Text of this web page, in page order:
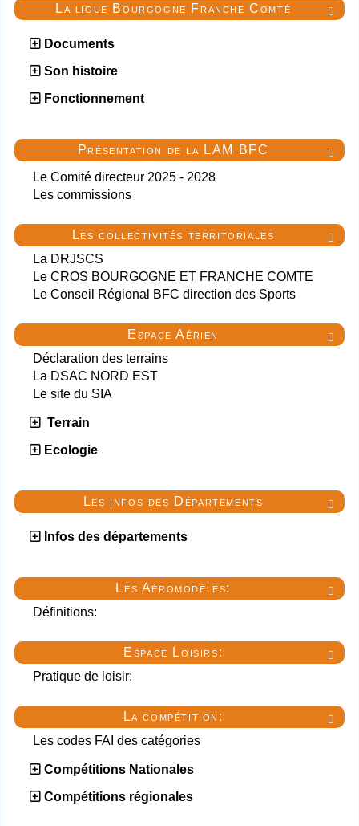

La ligue Bourgogne Franche Comté
Documents
Son histoire
Fonctionnement

Présentation de la LAM BFC
Le Comité directeur 2025 - 2028
Les commissions

Les collectivités territoriales
La DRJSCS
Le CROS BOURGOGNE ET FRANCHE COMTE
Le Conseil Régional BFC direction des Sports

Espace Aérien
Déclaration des terrains
La DSAC NORD EST
Le site du SIA
Terrain
Ecologie

Les infos des Départements
Infos des départements

Les Aéromodèles:
Définitions:

Espace Loisirs:
Pratique de loisir:

La compétition:
Les codes FAI des catégories
Compétitions Nationales
Compétitions régionales